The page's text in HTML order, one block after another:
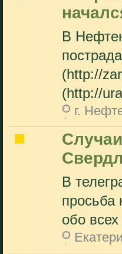
В
(http://
(http://
г.
В
просьба
обо